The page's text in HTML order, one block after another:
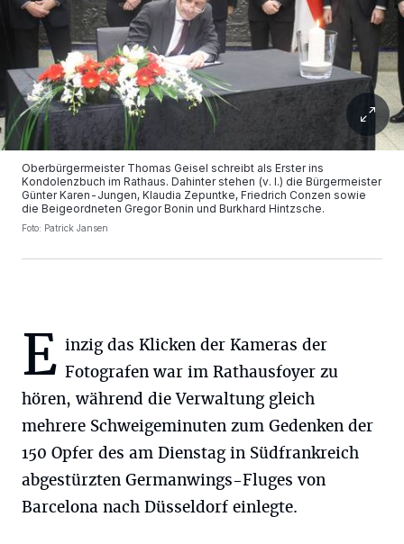
Oberbürgermeister Thomas Geisel schreibt als Erster ins
Kondolenzbuch im Rathaus. Dahinter stehen (v. l.) die Bürgermeister
Günter Karen-Jungen, Klaudia Zepuntke, Friedrich Conzen sowie
die Beigeordneten Gregor Bonin und Burkhard Hintzsche.
Foto: Patrick Jansen
E inzig das Klicken der Kameras der
Fotografen war im Rathausfoyer zu
hören, während die Verwaltung gleich
mehrere Schweigeminuten zum Gedenken der
150 Opfer des am Dienstag in Südfrankreich
abgestürzten Germanwings-Fluges von
Barcelona nach Düsseldorf einlegte.